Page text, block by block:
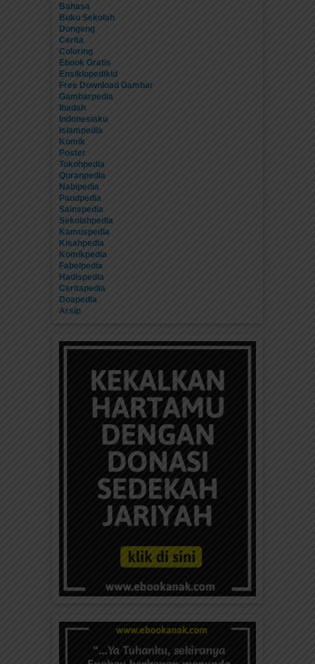
Bahasa
Buku Sekolah
Dongeng
Cerita
Coloring
Ebook Gratis
Ensiklopedikid
Free Download Gambar
Gambarpedia
Ibadah
Indonesiaku
Islampedia
Komik
Poster
Tokohpedia
Quranpedia
Nabipedia
Paudpedia
Sainspedia
Sekolahpedia
Kamuspedia
Kisahpedia
Komikpedia
Fabelpedia
Hadispedia
Ceritapedia
Doapedia
Arsip